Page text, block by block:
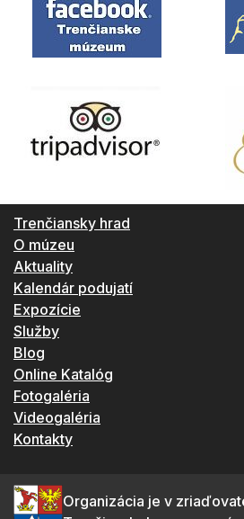
Trenčiansky hrad
O múzeu
Aktuality
Kalendár podujatí
Expozície
Služby
Blog
Online Katalóg
Fotogaléria
Videogaléria
Kontakty
Organizácia je v